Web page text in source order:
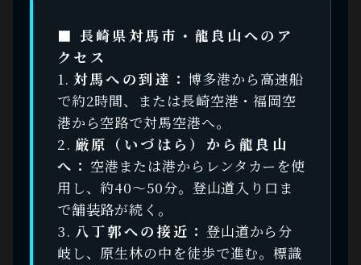
■ 長崎県対馬市・龍良山へのア
クセス
1. 対馬への到達： 博多港から高速船
で約2時間、または長崎空港・福岡空
港から空路で対馬空港へ。
2. 厳原（いづはら）から龍良山
へ： 空港または港からレンタカーを使
用し、約40〜50分。登山道入り口ま
で舗装路が続く。
3. 八丁郭への接近： 登山道から分
岐し、原生林の中を徒歩で進む。標識